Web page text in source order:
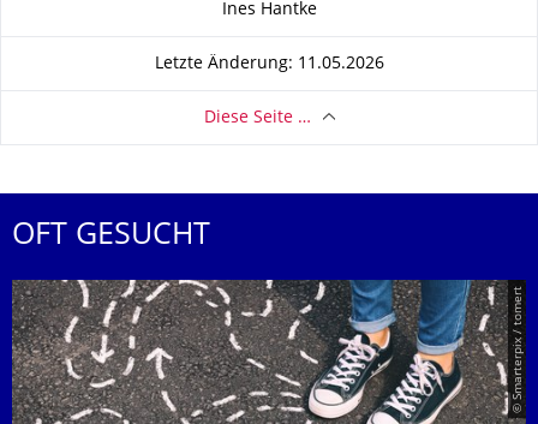
Ines Hantke
Letzte Änderung: 11.05.2026
Diese Seite …
OFT GESUCHT
© Smarterpix / tomert